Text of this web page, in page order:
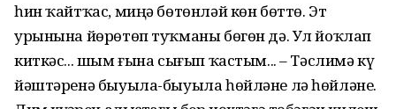
һин ҡайтҡас, миңә бөтөнләй көн бөттө. Эт
урынына йөрөтөп туҡманы бөгөн дә. Ул йоҡлап
киткәс... шым ғына сығып ҡастым... – Тәслимә күҙ
йәштәренә быуыла-быуыла һөйләне лә һөйләне.